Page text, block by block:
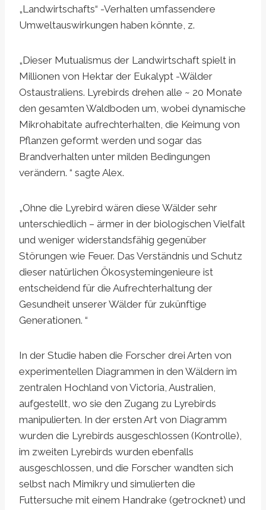
„Landwirtschafts“ -Verhalten umfassendere
Umweltauswirkungen haben könnte, z.
„Dieser Mutualismus der Landwirtschaft spielt in
Millionen von Hektar der Eukalypt -Wälder
Ostaustraliens. Lyrebirds drehen alle ~ 20 Monate
den gesamten Waldboden um, wobei dynamische
Mikrohabitate aufrechterhalten, die Keimung von
Pflanzen geformt werden und sogar das
Brandverhalten unter milden Bedingungen
verändern. “ sagte Alex.
„Ohne die Lyrebird wären diese Wälder sehr
unterschiedlich – ärmer in der biologischen Vielfalt
und weniger widerstandsfähig gegenüber
Störungen wie Feuer. Das Verständnis und Schutz
dieser natürlichen Ökosystemingenieure ist
entscheidend für die Aufrechterhaltung der
Gesundheit unserer Wälder für zukünftige
Generationen. “
In der Studie haben die Forscher drei Arten von
experimentellen Diagrammen in den Wäldern im
zentralen Hochland von Victoria, Australien,
aufgestellt, wo sie den Zugang zu Lyrebirds
manipulierten. In der ersten Art von Diagramm
wurden die Lyrebirds ausgeschlossen (Kontrolle),
im zweiten Lyrebirds wurden ebenfalls
ausgeschlossen, und die Forscher wandten sich
selbst nach Mimikry und simulierten die
Futtersuche mit einem Handrake (getrocknet) und